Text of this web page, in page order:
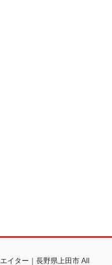
イター｜長野県上田市 All